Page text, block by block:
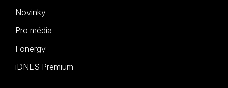
Novinky
Pro média
Fonergy
iDNES Premium